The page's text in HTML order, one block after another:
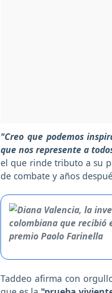
"Creo que podemos
que nos represente a
el que rinde tributo a su
de combate y años
Taddeo afirma con